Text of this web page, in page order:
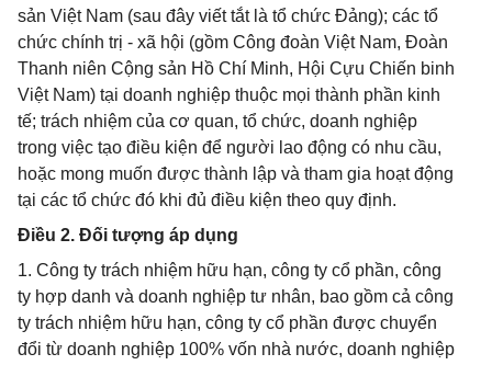
sản Việt Nam (sau đây viết tắt là tổ chức Đảng); các tổ
chức chính trị - xã hội (gồm Công đoàn Việt Nam, Đoàn
Thanh niên Cộng sản Hồ Chí Minh, Hội Cựu Chiến binh
Việt Nam) tại doanh nghiệp thuộc mọi thành phần kinh
tế; trách nhiệm của cơ quan, tổ chức, doanh nghiệp
trong việc tạo điều kiện để người lao động có nhu cầu,
hoặc mong muốn được thành lập và tham gia hoạt động
tại các tổ chức đó khi đủ điều kiện theo quy định.
Điều 2. Đối tượng áp dụng
1. Công ty trách nhiệm hữu hạn, công ty cổ phần, công
ty hợp danh và doanh nghiệp tư nhân, bao gồm cả công
ty trách nhiệm hữu hạn, công ty cổ phần được chuyển
đổi từ doanh nghiệp 100% vốn nhà nước, doanh nghiệp